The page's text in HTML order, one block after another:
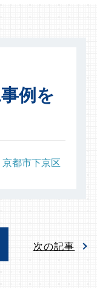
例を
都市下京区
次の記事